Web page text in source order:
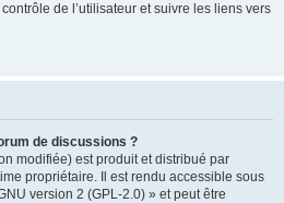
de l’utilisateur et suivre les liens vers
de discussions ?
modifiée) est produit et distribué par
propriétaire. Il est rendu accessible sous
version 2 (GPL-2.0) » et peut être